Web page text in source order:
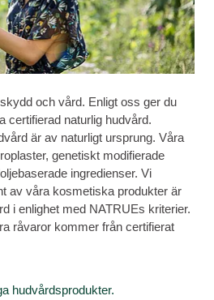
och vård. Enligt oss ger du
certifierad naturlig hudvård.
är av naturligt ursprung. Våra
genetiskt modifierade
ingredienser. Vi
av våra kosmetiska produkter är
i enlighet med NATRUEs kriterier.
råvaror kommer från certifierat
hudvårdsprodukter.